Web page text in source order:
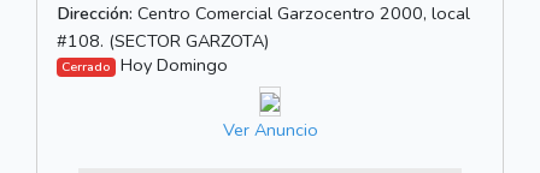
Dirección: Centro Comercial Garzocentro 2000, local
#108. (SECTOR GARZOTA)
Cerrado Hoy Domingo
Ver Anuncio